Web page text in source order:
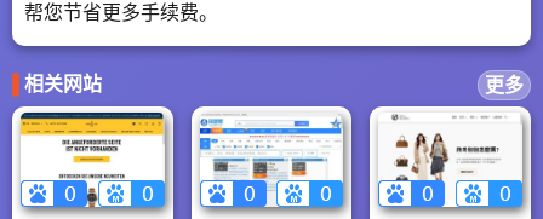
帮您节省更多手续费。
相关网站 更多